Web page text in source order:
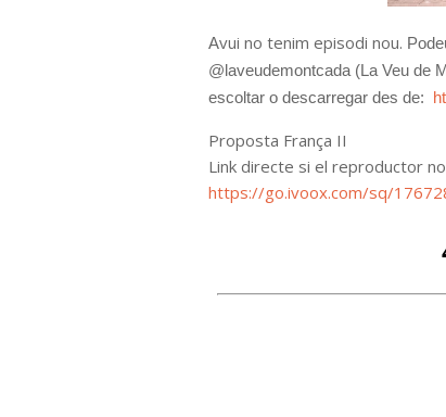
Avui no tenim episodi nou. P
@laveudemontcada (La Veu de
escoltar o descarregar des de:
Proposta França II
Link directe si el reproductor
https://go.ivoox.com/sq/